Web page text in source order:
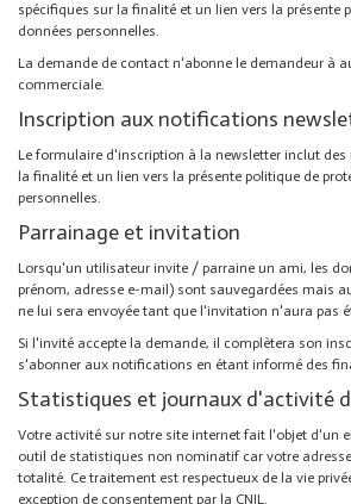
spécifiques sur la finalité et un lien vers la présente
données personnelles.
La demande de contact n'abonne le demandeur à
commerciale.
Inscription aux notifications
Le formulaire d'inscription à la newsletter inclut
la finalité et un lien vers la présente politique de
personnelles.
Parrainage et invitation
Lorsqu'un utilisateur invite / parraine un ami, les
prénom, adresse e-mail) sont sauvegardées mais
ne lui sera envoyée tant que l'invitation n'aura pas
Si l'invité accepte la demande, il complètera son
s'abonner aux notifications en étant informé des
Statistiques et journaux d'activité
Votre activité sur notre site internet fait l'objet d'un
outil de statistiques non nominatif car votre
totalité. Ce traitement est respectueux de la vie
exception de consentement par la CNIL.